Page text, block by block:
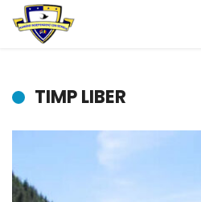
TIMP LIBER